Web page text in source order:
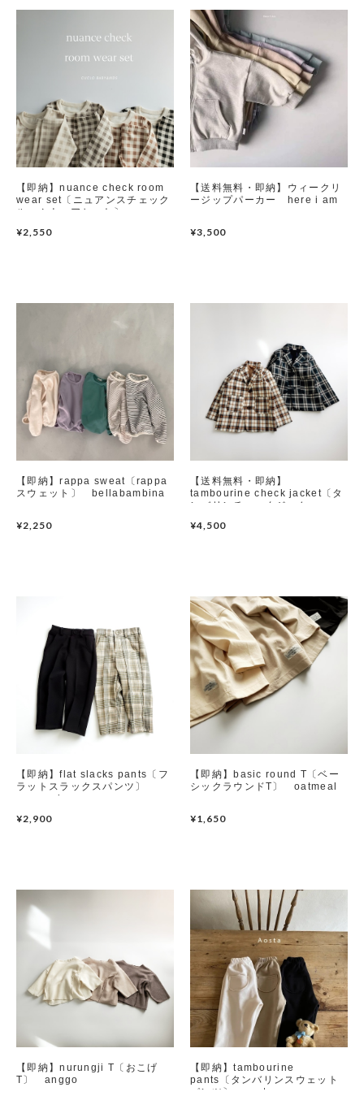
【即納】nuance check room
wear set〔ニュアンスチェック
ルームウェアセット〕
¥2,550
【送料無料・即納】ウィークリ
ージップパーカー here i am
¥3,500
【即納】rappa sweat〔rappa
スウェット〕 bellabambina
¥2,250
【送料無料・即納】
tambourine check jacket〔タ
ンバリンチェックジャケッ
¥4,500
【即納】flat slacks pants〔フ
ラットスラックスパンツ〕
mamami
¥2,900
【即納】basic round T〔ベー
シックラウンドT〕 oatmeal
¥1,650
【即納】nurungji T〔おこげ
T〕 anggo
【即納】tambourine
pants〔タンバリンスウェット
パンツ〕 aosta